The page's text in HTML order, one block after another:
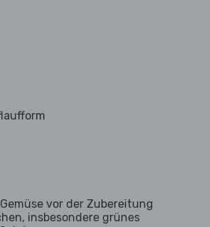
vor der Zubereitung
insbesondere grünes